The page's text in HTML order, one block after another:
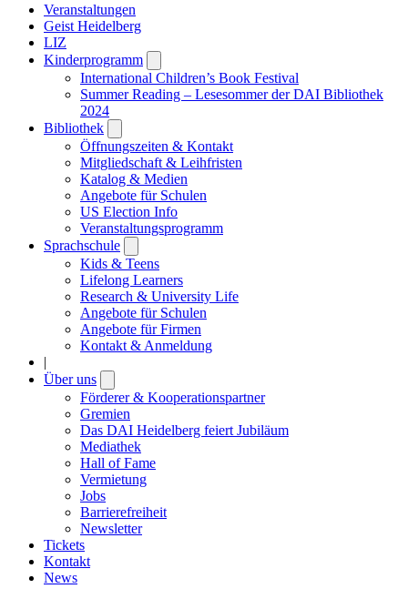
Veranstaltungen
Geist Heidelberg
LIZ
Kinderprogramm
submenu
International Children’s Book Festival
Summer Reading – Lesesommer der DAI Bibliothek
2024
Bibliothek
submenu
Öffnungszeiten & Kontakt
Mitgliedschaft & Leihfristen
Katalog & Medien
Angebote für Schulen
US Election Info
Veranstaltungsprogramm
Sprachschule
submenu
Kids & Teens
Lifelong Learners
Research & University Life
Angebote für Schulen
Angebote für Firmen
Kontakt & Anmeldung
|
Über uns
submenu
Förderer & Kooperationspartner
Gremien
Das DAI Heidelberg feiert Jubiläum
Mediathek
Hall of Fame
Vermietung
Jobs
Barrierefreiheit
Newsletter
Tickets
Kontakt
News